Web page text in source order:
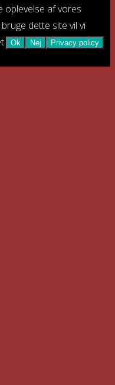
oplevelse af vores
dette site vil vi
Ok Nej Privacy policy